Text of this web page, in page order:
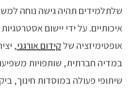
שלתלמידים תהיה גישה נוחה
איכותיים. על ידי יישום
אופטימיזציה שלקידום אורגני,
במדיה חברתית, שותפויות
שיתופי פעולה במוסדות חינוך,